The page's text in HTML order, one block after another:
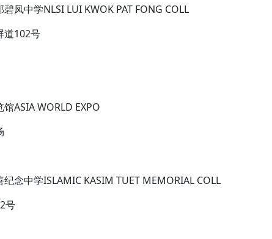
凤中学NLSI LUI KWOK PAT FONG COLL
道102号
ASIA WORLD EXPO
念中学ISLAMIC KASIM TUET MEMORIAL COLL
号